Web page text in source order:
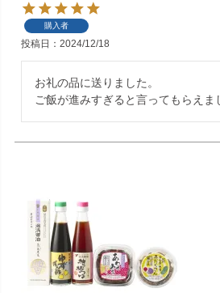
購入者
投稿日 2024/12/18
お礼の品に送りました。
ご飯が進みすぎると言ってもらえま